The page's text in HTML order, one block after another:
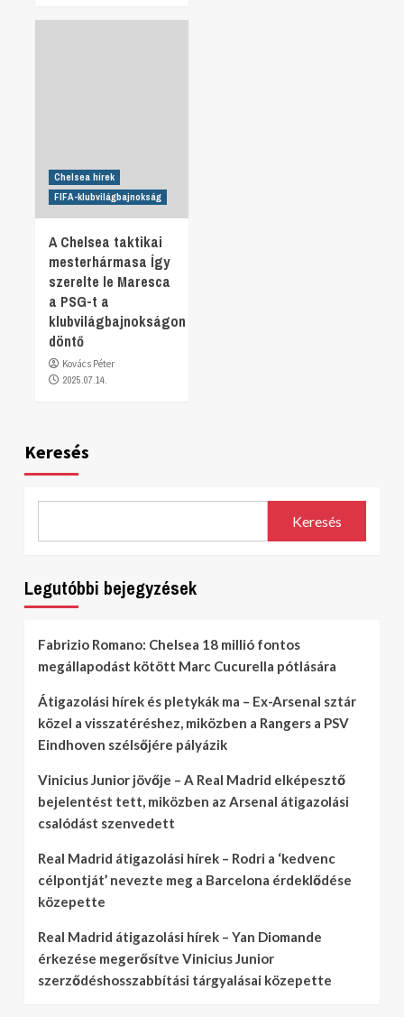
Chelsea hírek
FIFA-klubvilágbajnokság
A Chelsea taktikai
mesterhármasa Így
szerelte le Maresca
a PSG-t a
klubvilágbajnokságon
döntő
Kovács Péter
2025.07.14.
Keresés
Keresés
Legutóbbi bejegyzések
Fabrizio Romano: Chelsea 18 millió fontos
megállapodást kötött Marc Cucurella pótlására
Átigazolási hírek és pletykák ma – Ex-Arsenal sztár
közel a visszatéréshez, miközben a Rangers a PSV
Eindhoven szélsőjére pályázik
Vinicius Junior jövője – A Real Madrid elképesztő
bejelentést tett, miközben az Arsenal átigazolási
csalódást szenvedett
Real Madrid átigazolási hírek – Rodri a ‘kedvenc
célpontját’ nevezte meg a Barcelona érdeklődése
közepette
Real Madrid átigazolási hírek – Yan Diomande
érkezése megerősítve Vinicius Junior
szerződéshosszabbítási tárgyalásai közepette